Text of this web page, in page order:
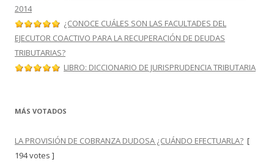
2014
¿CONOCE CUÁLES SON LAS FACULTADES DEL
EJECUTOR COACTIVO PARA LA RECUPERACIÓN DE DEUDAS
TRIBUTARIAS?
LIBRO: DICCIONARIO DE JURISPRUDENCIA TRIBUTARIA
MÁS VOTADOS
LA PROVISIÓN DE COBRANZA DUDOSA ¿CUÁNDO EFECTUARLA? [
194 votes ]